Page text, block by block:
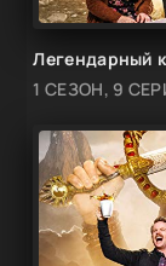
Легендарный
1 СЕЗОН, 9